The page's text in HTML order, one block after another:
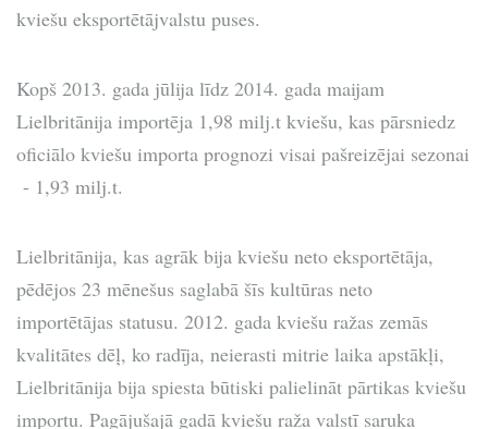
kviešu eksportētājvalstu puses.
Kopš 2013. gada jūlija līdz 2014. gada maijam
Lielbritānija importēja 1,98 milj.t kviešu, kas pārsniedz
oficiālo kviešu importa prognozi visai pašreizējai sezonai
- 1,93 milj.t.
Lielbritānija, kas agrāk bija kviešu neto eksportētāja,
pēdējos 23 mēnešus saglabā šīs kultūras neto
importētājas statusu. 2012. gada kviešu ražas zemās
kvalitātes dēļ, ko radīja, neierasti mitrie laika apstākļi,
Lielbritānija bija spiesta būtiski palielināt pārtikas kviešu
importu. Pagājušajā gadā kviešu raža valstī saruka